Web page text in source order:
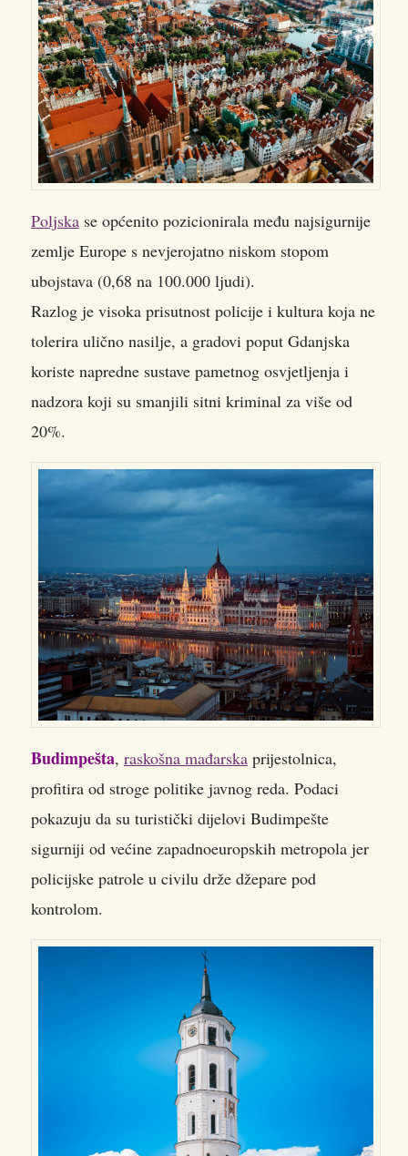
Poljska se općenito pozicionirala među najsigurnije
zemlje Europe s nevjerojatno niskom stopom
ubojstava (0,68 na 100.000 ljudi).
Razlog je visoka prisutnost policije i kultura koja ne
tolerira ulično nasilje, a gradovi poput Gdanjska
koriste napredne sustave pametnog osvjetljenja i
nadzora koji su smanjili sitni kriminal za više od
20%.
Budimpešta, raskošna mađarska prijestolnica,
profitira od stroge politike javnog reda. Podaci
pokazuju da su turistički dijelovi Budimpešte
sigurniji od većine zapadnoeuropskih metropola jer
policijske patrole u civilu drže džepare pod
kontrolom.